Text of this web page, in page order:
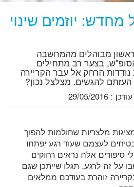
יוזמים שינוי
ראשון מבוהלים מהמחשבה
עד הסופ"ש, בצער רב מתחילים
הרחק אל עבר הקריירה
להגשים. מצלצל נכון?
עודכן : 29/05/2016
מלצריות שחולמות להפוך
לעצמם שעוד רגע יפתחו
סיפורים אלה נראים רחוקים
על זה לרגע, תגלו שייתכן שגם
זוהרת בעודכם ממלאים